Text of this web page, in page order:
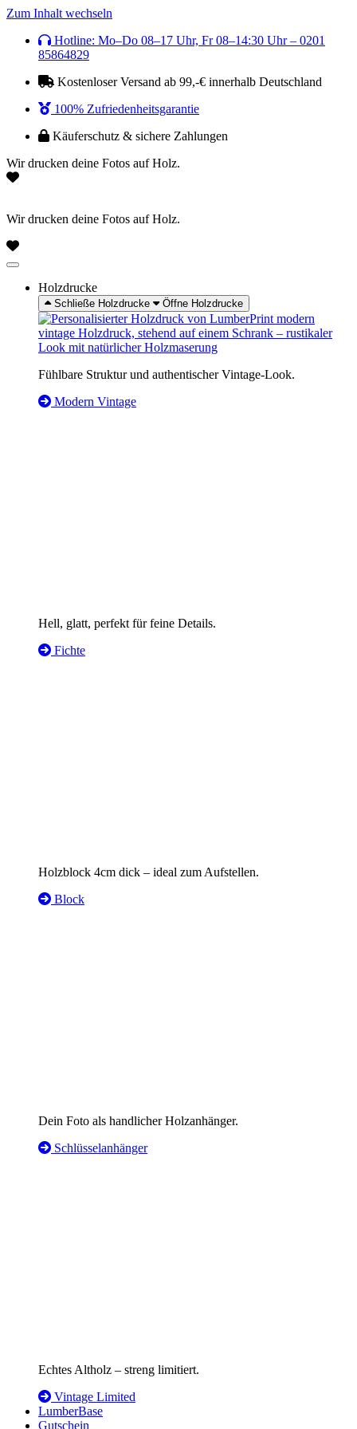
Zum Inhalt wechseln
Hotline: Mo–Do 08–17 Uhr, Fr 08–14:30 Uhr – 0201
85864829
Kostenloser Versand ab 99,-€ innerhalb Deutschland
100% Zufriedenheitsgarantie
Käuferschutz & sichere Zahlungen
Wir drucken deine Fotos auf Holz.
Wir drucken deine Fotos auf Holz.
Holzdrucke
Schließe Holzdrucke Öffne Holzdrucke
Fühlbare Struktur und authentischer Vintage-Look.
Modern Vintage
Hell, glatt, perfekt für feine Details.
Fichte
Holzblock 4cm dick – ideal zum Aufstellen.
Block
Dein Foto als handlicher Holzanhänger.
Schlüsselanhänger
Echtes Altholz – streng limitiert.
Vintage Limited
LumberBase
Gutschein